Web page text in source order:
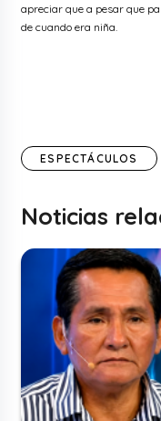
apreciar que a pesar que
de cuando era niña.
ESPECTÁCULOS
Noticias